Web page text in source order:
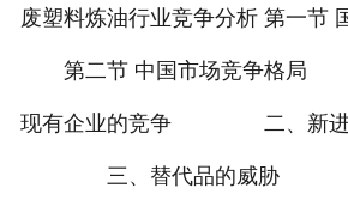
废塑料炼油行业竞争分析 第一节
第二节 中国市场竞争格
现有企业的竞争 二、新进
三、替代品的威胁 四